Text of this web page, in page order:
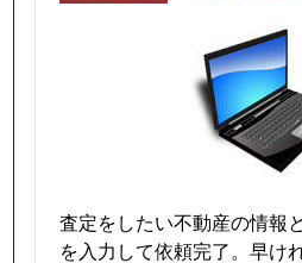
査定をしたい不動産の情報
を入力して依頼完了。早け